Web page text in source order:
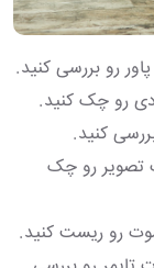
رو بررسی کنید.
کنید.
تصویر رو چک
رو ریست کنید.